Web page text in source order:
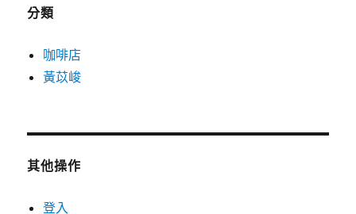
分類
咖啡店
黃苡峻
其他操作
登入